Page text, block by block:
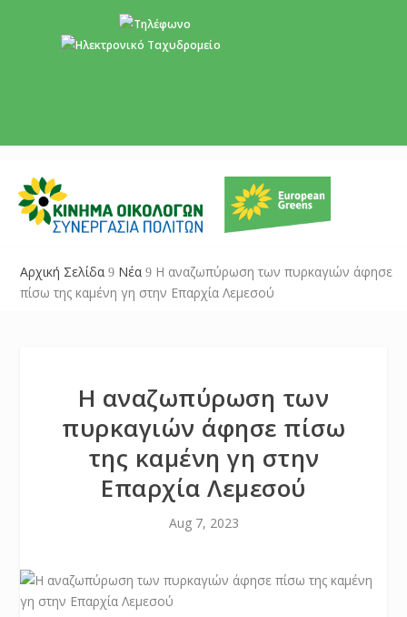
Αρχική Σελίδα 9 Νέα 9 Η αναζωπύρωση των πυρκαγιών άφησε
πίσω της καμένη γη στην Επαρχία Λεμεσού
Η αναζωπύρωση των
πυρκαγιών άφησε πίσω
της καμένη γη στην
Επαρχία Λεμεσού
Aug 7, 2023